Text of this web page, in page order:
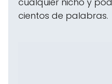
cientos de palabras.